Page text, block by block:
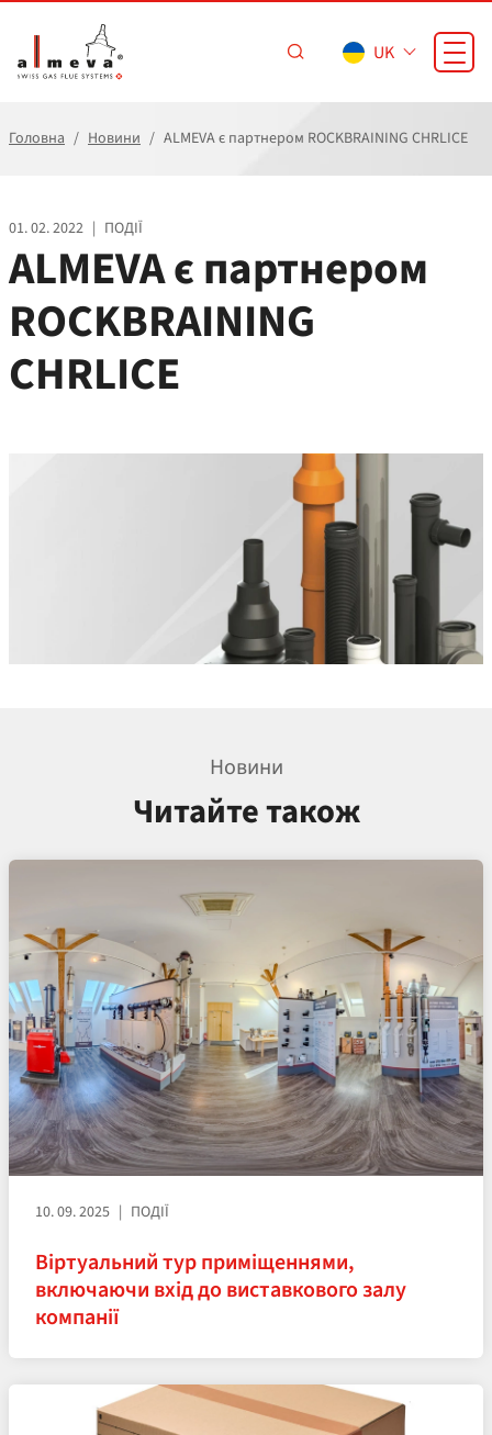
UK
Головна Новини ALMEVA є партнером ROCKBRAINING CHRLICE
01. 02. 2022 | ПОДІЇ
ALMEVA є партнером
ROCKBRAINING
CHRLICE
Новини
Читайте також
10. 09. 2025 ПОДІЇ
Віртуальний тур приміщеннями,
включаючи вхід до виставкового залу
компанії